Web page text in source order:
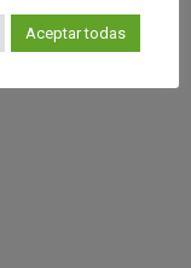
Aceptar todas